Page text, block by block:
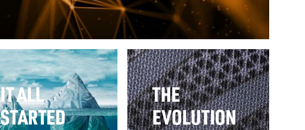
IT ALL
STARTED
THE
EVOLUTION